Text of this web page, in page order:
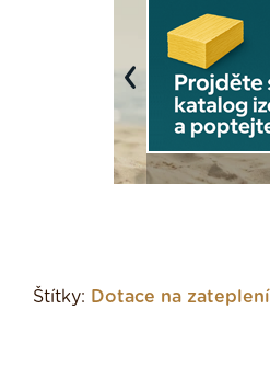
Previous
Štítky: Dotace na zateplení